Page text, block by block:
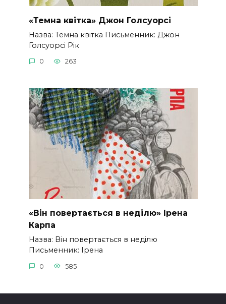
«Темна квітка» Джон Голсуорсі
Назва: Темна квітка Письменник: Джон
Голсуорсі Рік
0 263
«Він повертається в неділю» Ірена
Карпа
Назва: Він повертається в неділю
Письменник: Ірена
0 585